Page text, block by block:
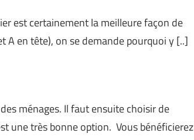
est certainement la meilleure façon de
A en tête), on se demande pourquoi y [..]
ménages. Il faut ensuite choisir de
une très bonne option. Vous bénéficierez